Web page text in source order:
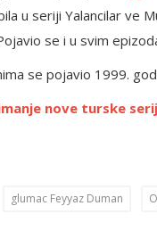
u seriji Yalancilar ve
se i u svim
se pojavio 1999.
nove turske
glumac Feyyaz Duman